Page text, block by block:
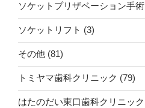
ソケットプリザベーション手術
ソケットリフト (3)
その他 (81)
トミヤマ歯科クリニック (79)
はたのだい東口歯科クリニック